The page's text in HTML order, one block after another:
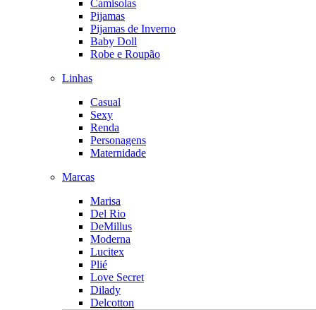
Camisolas
Pijamas
Pijamas de Inverno
Baby Doll
Robe e Roupão
Linhas
Casual
Sexy
Renda
Personagens
Maternidade
Marcas
Marisa
Del Rio
DeMillus
Moderna
Lucitex
Plié
Love Secret
Dilady
Delcotton